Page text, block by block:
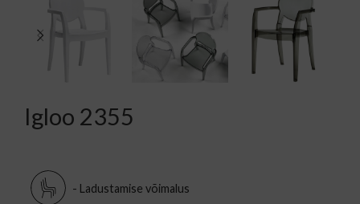
Igloo 2355
- Ladustamise võimalus